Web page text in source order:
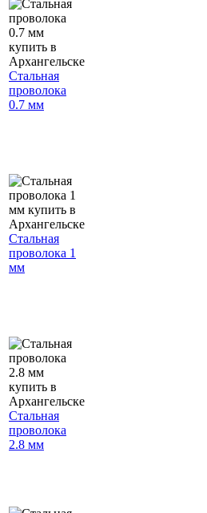
Стальная
проволока
0.7 мм
Стальная
проволока 1
мм
Стальная
проволока
2.8 мм